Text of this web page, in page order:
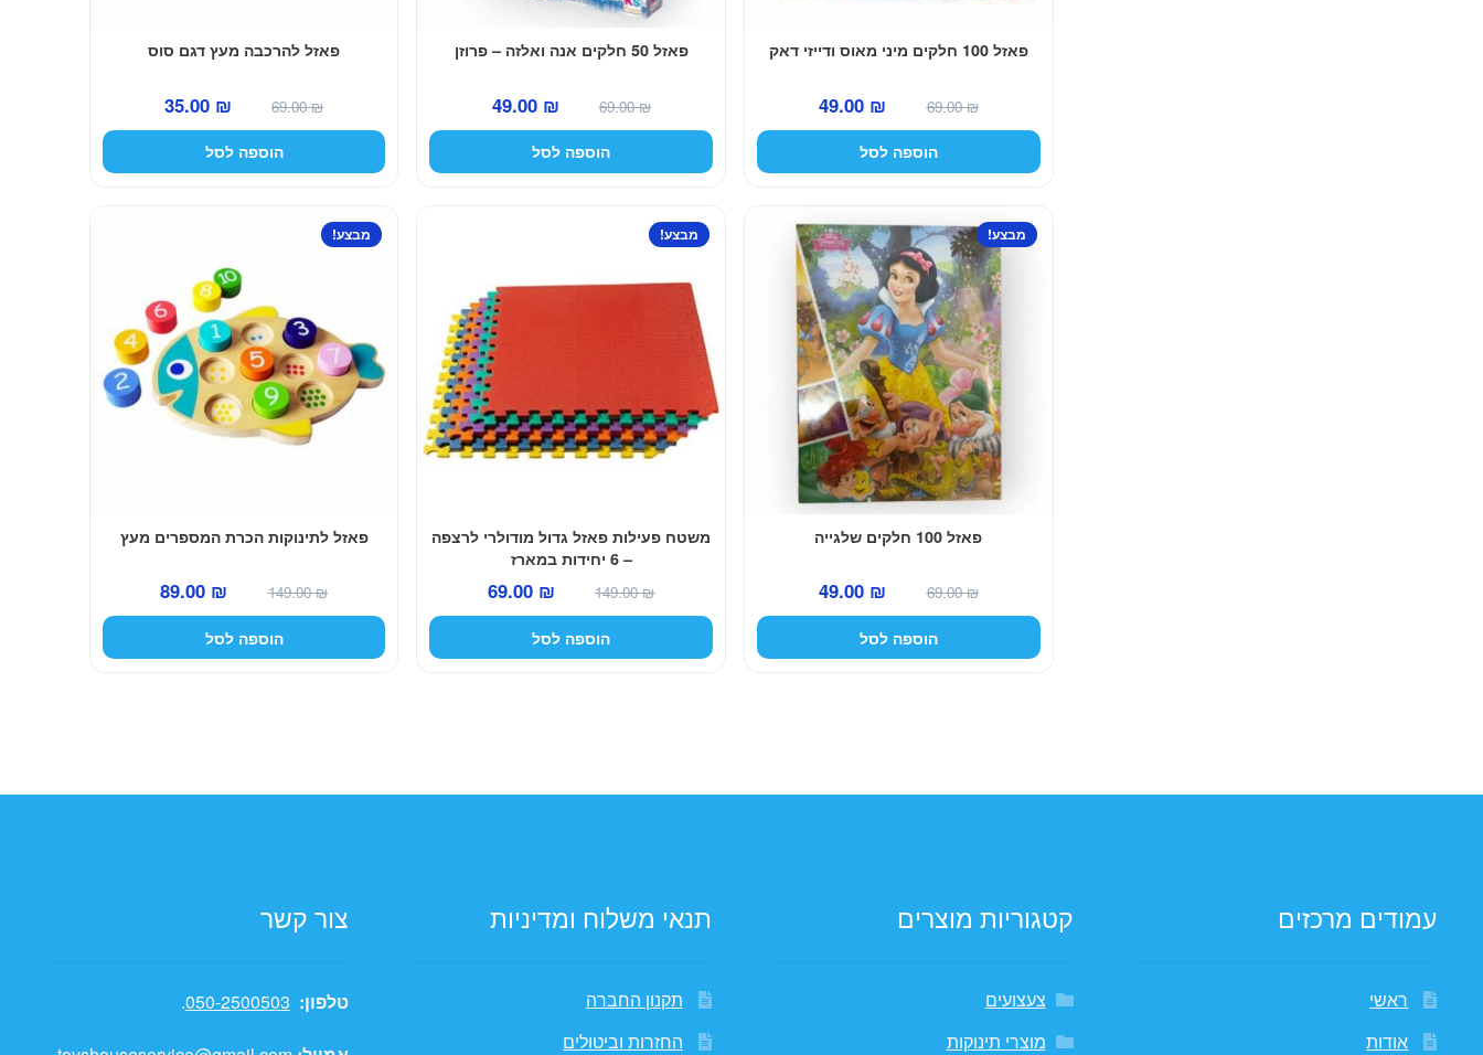
פאזל 100 חלקים מיני מאוס ודייזי דאק
69.00₪
המחיר
המקורי
היה:
49.00 ₪
המחיר
הנוכחי
הוספה לסל
פאזל 50 חלקים אנה ואלזה – פרוזן
69.00₪
המחיר
המקורי
היה:
49.00 ₪
המחיר
הנוכחי
הוספה לסל
פאזל להרכבה מעץ דגם סוס
69.00₪
המחיר
המקורי
היה:
35.00 ₪
המחיר
הנוכחי
הוספה לסל
פאזל 100 חלקים שלגייה
מבצע!
69.00₪
המחיר
המקורי
היה:
49.00 ₪
המחיר
הנוכחי
הוספה לסל
משטח פעילות פאזל גדול מודולרי לרצפה
– 6 יחידות במארז
מבצע!
149.00₪
המחיר
המקורי
היה:
69.00 ₪
המחיר
הנוכחי
הוספה לסל
פאזל לתינוקות הכרת המספרים מעץ
מבצע!
149.00₪
המחיר
המקורי
היה:
89.00 ₪
המחיר
הנוכחי
הוספה לסל
עמודים מרכזים
ראשי
אודות
קטגוריות מוצרים
צעצועים
מוצרי תינוקות
תנאי משלוח ומדיניות
תקנון החברה
החזרות וביטולים
צור קשר
טלפון: 050-2500503
.